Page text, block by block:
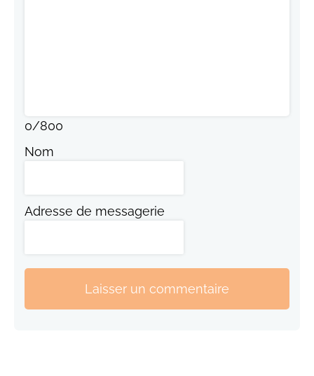
0/800
Nom
Adresse de messagerie
Laisser un commentaire